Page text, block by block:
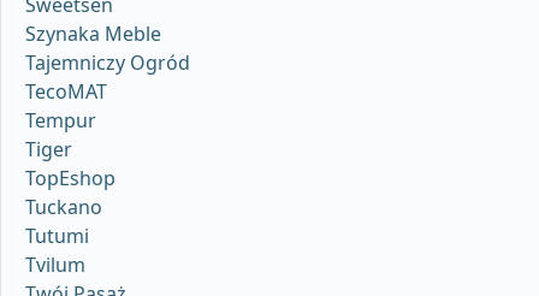
Szynaka Meble
Tajemniczy Ogród
TecoMAT
Tempur
Tiger
TopEshop
Tuckano
Tutumi
Tvilum